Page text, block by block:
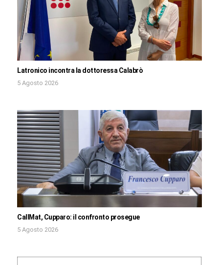
Latronico incontra la dottoressa Calabrò
5 Agosto 2026
CallMat, Cupparo: il confronto prosegue
5 Agosto 2026